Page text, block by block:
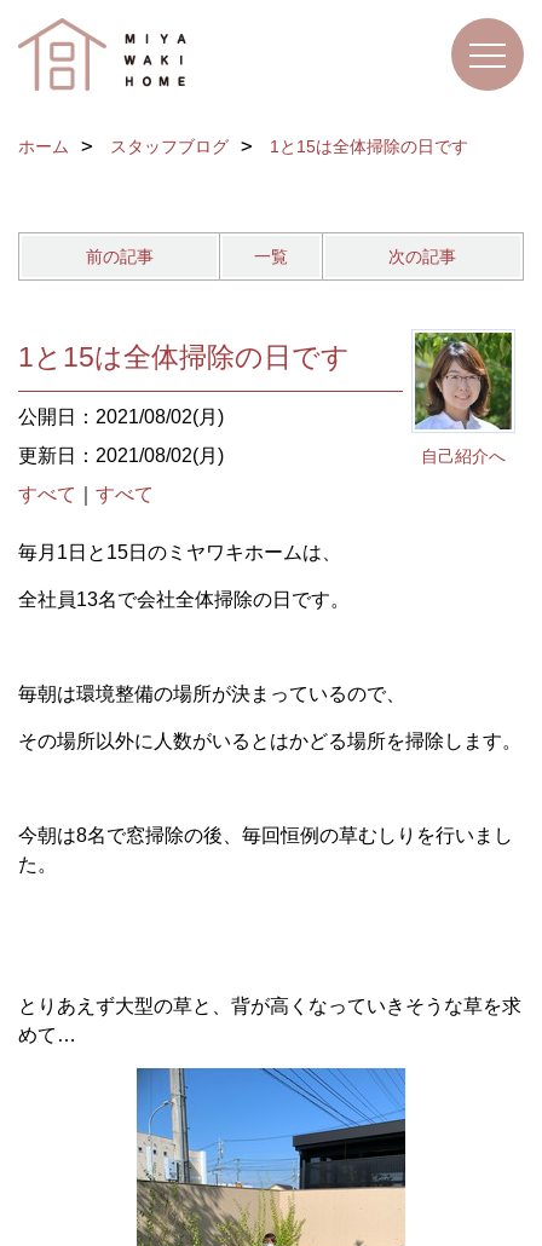
ホーム スタッフブログ 1と15は全体掃除の日です
前の記事 一覧 次の記事
自己紹介へ
1と15は全体掃除の日です
公開日：2021/08/02(月)
更新日：2021/08/02(月)
すべて
すべて
毎月1日と15日のミヤワキホームは、
全社員13名で会社全体掃除の日です。
毎朝は環境整備の場所が決まっているので、
その場所以外に人数がいるとはかどる場所を掃除します。
今朝は8名で窓掃除の後、毎回恒例の草むしりを行いまし
た。
とりあえず大型の草と、背が高くなっていきそうな草を求
めて…